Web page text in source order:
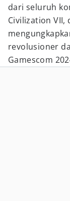
dari seluruh
Civilization
revolusioner
Gamescom